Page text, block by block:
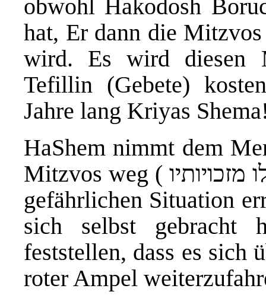
obwohl Hakodosh
hat, Er dann die
wird. Es wird diesen
Tefillin (Gebete)
Jahre lang Kriyas
HaShem nimmt dem
Mitzvos weg ( מנכין לו מזכויותיו ), wenn Er ihn aus einer
gefährlichen Situation
sich selbst gebracht
feststellen, dass es sich
roter Ampel